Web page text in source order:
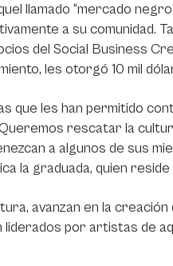
llamado “mercado
a su comunidad.
del Social Business
les otorgó 10 mil
que les han permitido
rescatar la
a algunos de sus
la graduada, quien
avanzan en la
liderados por artistas de